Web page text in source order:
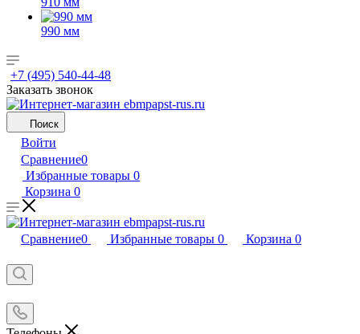
990 мм
+7 (495) 540-44-48
Заказать звонок
Поиск
Войти
Сравнение0
Избранные товары 0
Корзина 0
Сравнение0 Избранные товары 0 Корзина 0